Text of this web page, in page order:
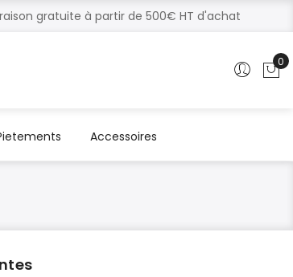
gratuite à partir de 500€ HT d'achat
0
Accessoires